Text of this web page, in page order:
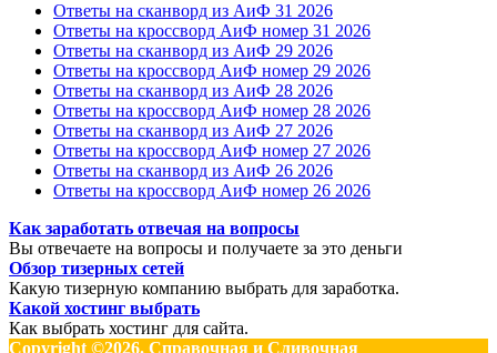
Ответы на сканворд из АиФ 31 2026
Ответы на кроссворд АиФ номер 31 2026
Ответы на сканворд из АиФ 29 2026
Ответы на кроссворд АиФ номер 29 2026
Ответы на сканворд из АиФ 28 2026
Ответы на кроссворд АиФ номер 28 2026
Ответы на сканворд из АиФ 27 2026
Ответы на кроссворд АиФ номер 27 2026
Ответы на сканворд из АиФ 26 2026
Ответы на кроссворд АиФ номер 26 2026
Как заработать отвечая на вопросы
Вы отвечаете на вопросы и получаете за это деньги
Обзор тизерных сетей
Какую тизерную компанию выбрать для заработка.
Какой хостинг выбрать
Как выбрать хостинг для сайта.
Copyright ©2026. Справочная и Сливочная